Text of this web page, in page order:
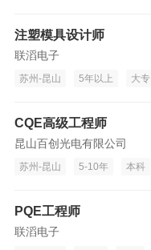
注塑模具设计师
联滔电子
苏州-昆山 5年以上 大专
CQE高级工程师
昆山百创光电有限公司
苏州-昆山 5-10年 本科
PQE工程师
联滔电子